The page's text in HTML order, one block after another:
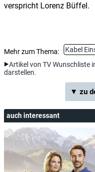
verspricht Lorenz Büffel.
Mehr zum Thema: Kabel
Artikel von TV Wunschliste
darstellen.
▼ zu
auch interessant